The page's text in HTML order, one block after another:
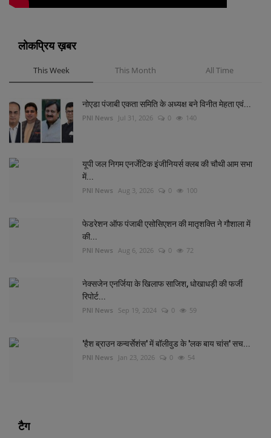
लोकप्रिय ख़बर
This Week This Month All Time
नोएडा पंजाबी एकता समिति के अध्यक्ष बने विनीत मेहता एवं...
PNI News Jul 31, 2026 0 140
यूपी जल निगम एनर्जेटिक इंजीनियर्स क्लब की चौथी आम सभा
में...
PNI News Aug 3, 2026 0 100
फेडरेशन ऑफ पंजाबी एसोसिएशन की मातृशक्ति ने गौशाला में
की...
PNI News Aug 6, 2026 0 72
नेक्सजेन एनर्जिया के खिलाफ साजिश, धोखाधड़ी की फर्जी
रिपोर्ट...
PNI News Sep 19, 2024 0 59
'हैश ब्राउन कन्वर्सेशंस' में बॉलीवुड के 'लक बाय चांस' सच...
PNI News Jan 23, 2026 0 54
टैग